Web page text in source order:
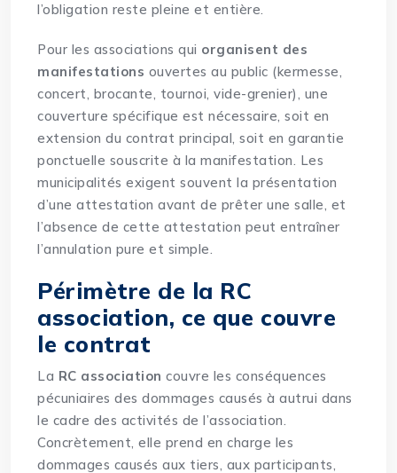
l’obligation reste pleine et entière.
Pour les associations qui organisent des
manifestations ouvertes au public (kermesse,
concert, brocante, tournoi, vide-grenier), une
couverture spécifique est nécessaire, soit en
extension du contrat principal, soit en garantie
ponctuelle souscrite à la manifestation. Les
municipalités exigent souvent la présentation
d’une attestation avant de prêter une salle, et
l’absence de cette attestation peut entraîner
l’annulation pure et simple.
Périmètre de la RC
association, ce que couvre
le contrat
La RC association couvre les conséquences
pécuniaires des dommages causés à autrui dans
le cadre des activités de l’association.
Concrètement, elle prend en charge les
dommages causés aux tiers, aux participants,